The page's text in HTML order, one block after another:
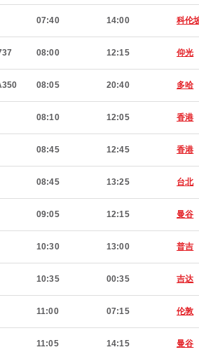
07:40 14:00 科伦
08:00 12:15 仰光
08:05 20:40 多哈
08:10 12:05 香港
08:45 12:45 香港
08:45 13:25 台北
09:05 12:15 曼谷
10:30 13:00 普吉
10:35 00:35 吉达
11:00 07:15 伦敦
11:05 14:15 曼谷